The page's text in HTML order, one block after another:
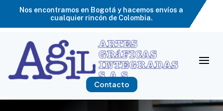
Nos encontramos en Bogotá y hacemos envíos a
cualquier rincón de Colombia.
Contacto